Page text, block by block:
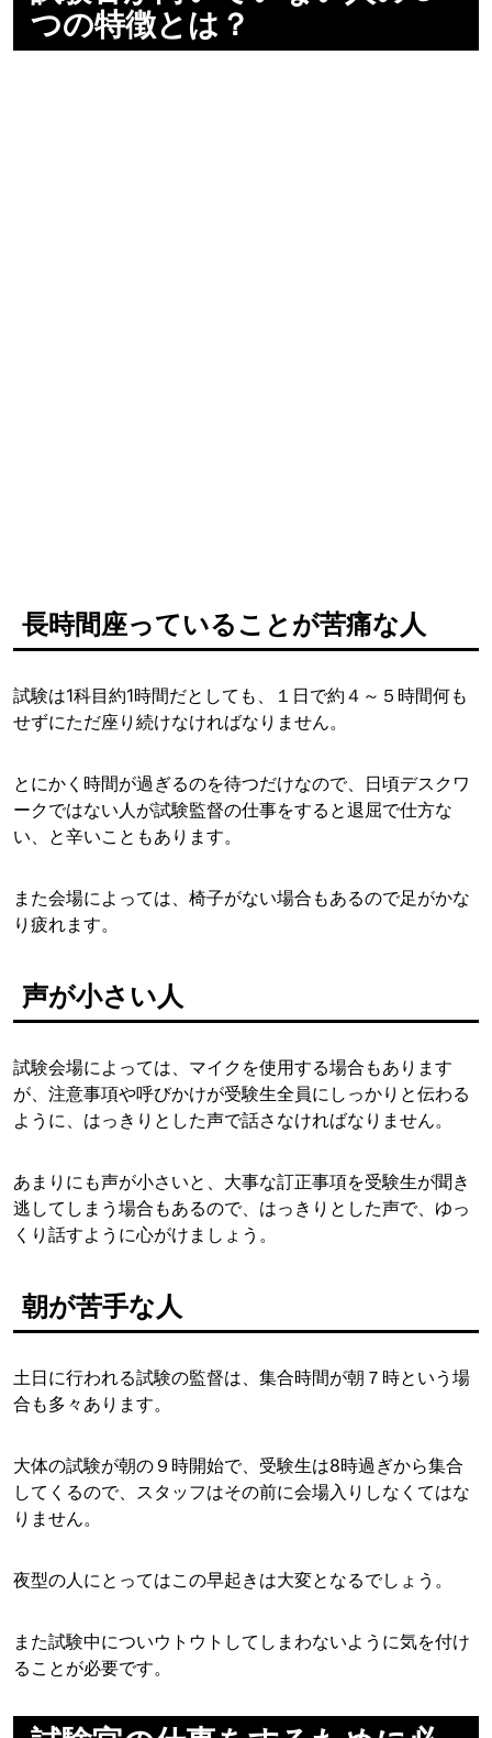
つの特徴とは？
長時間座っていることが苦痛な人
試験は1科目約1時間だとしても、１日で約４～５時間何も
せずにただ座り続けなければなりません。
とにかく時間が過ぎるのを待つだけなので、日頃デスクワ
ークではない人が試験監督の仕事をすると退屈で仕方な
い、と辛いこともあります。
また会場によっては、椅子がない場合もあるので足がかな
り疲れます。
声が小さい人
試験会場によっては、マイクを使用する場合もあります
が、注意事項や呼びかけが受験生全員にしっかりと伝わる
ように、はっきりとした声で話さなければなりません。
あまりにも声が小さいと、大事な訂正事項を受験生が聞き
逃してしまう場合もあるので、はっきりとした声で、ゆっ
くり話すように心がけましょう。
朝が苦手な人
土日に行われる試験の監督は、集合時間が朝７時という場
合も多々あります。
大体の試験が朝の９時開始で、受験生は8時過ぎから集合
してくるので、スタッフはその前に会場入りしなくてはな
りません。
夜型の人にとってはこの早起きは大変となるでしょう。
また試験中についウトウトしてしまわないように気を付け
ることが必要です。